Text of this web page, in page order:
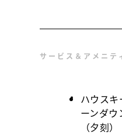
サービス＆アメニテ
ハウス
ーンダ
（夕刻）